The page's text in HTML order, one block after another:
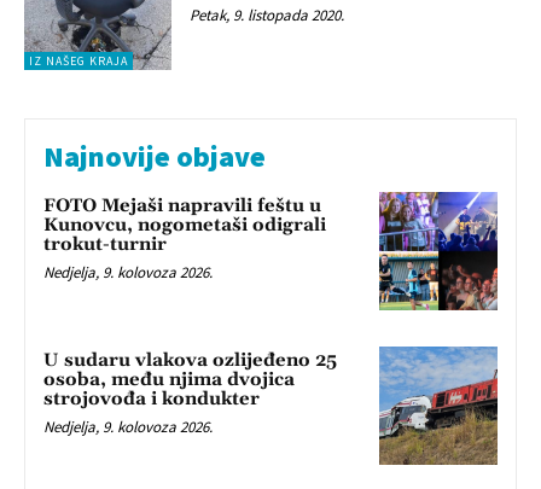
IZ NAŠEG KRAJA
Petak, 9. listopada 2020.
Najnovije objave
FOTO Mejaši napravili feštu u
Kunovcu, nogometaši odigrali
trokut-turnir
Nedjelja, 9. kolovoza 2026.
U sudaru vlakova ozlijeđeno 25
osoba, među njima dvojica
strojovođa i kondukter
Nedjelja, 9. kolovoza 2026.